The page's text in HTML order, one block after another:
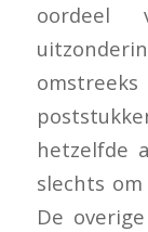
oordeel
hetzelfde
slechts
De